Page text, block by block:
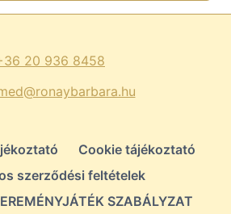
20 936 8458
Cookie tájékoztató
szerződési feltételek
SZABÁLYZAT